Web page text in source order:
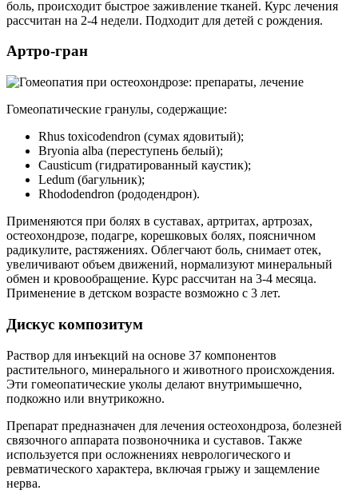
боль, происходит быстрое заживление тканей. Курс лечения
рассчитан на 2-4 недели. Подходит для детей с рождения.
Артро-гран
Гомеопатические гранулы, содержащие:
Rhus toxicodendron (сумах ядовитый);
Bryonia alba (переступень белый);
Causticum (гидратированный каустик);
Ledum (багульник);
Rhododendron (рододендрон).
Применяются при болях в суставах, артритах, артрозах,
остеохондрозе, подагре, корешковых болях, поясничном
радикулите, растяжениях. Облегчают боль, снимает отек,
увеличивают объем движений, нормализуют минеральный
обмен и кровообращение. Курс рассчитан на 3-4 месяца.
Применение в детском возрасте возможно с 3 лет.
Дискус композитум
Раствор для инъекций на основе 37 компонентов
растительного, минерального и животного происхождения.
Эти гомеопатические уколы делают внутримышечно,
подкожно или внутрикожно.
Препарат предназначен для лечения остеохондроза, болезней
связочного аппарата позвоночника и суставов. Также
используется при осложнениях неврологического и
ревматического характера, включая грыжу и защемление
нерва.